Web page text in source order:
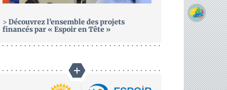
>Découvrez l’ensemble des projets
financés par « Espoir en Tête »